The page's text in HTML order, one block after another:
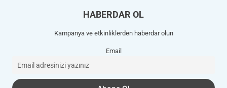
HABERDAR OL
Kampanya ve etkinliklerden haberdar olun
Email